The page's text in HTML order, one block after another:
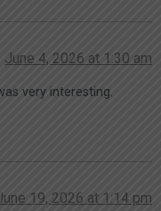
June 4, 2026 at 1:30 am
very interesting.
19, 2026 at 1:14 pm